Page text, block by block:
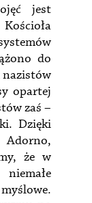
jest
do
nazistów
opartej
zaś –
Dzięki
że w